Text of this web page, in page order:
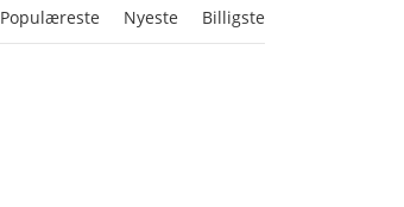
Populæreste Nyeste Billigste